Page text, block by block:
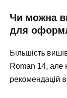
Чи можна
для
Більшість
Roman 14, але
рекомендацій